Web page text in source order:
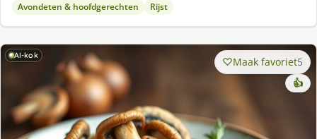
Avondeten & hoofdgerechten Rijst
AI-kok Maak favoriet5
👍